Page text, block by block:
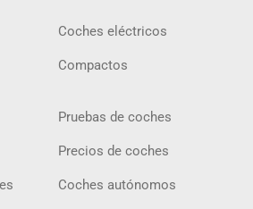
Coches eléctricos
Compactos
Pruebas de coches
Precios de coches
Coches autónomos